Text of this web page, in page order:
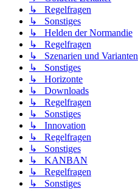
↳ Regelfragen
↳ Sonstiges
↳ Helden der Normandie
↳ Regelfragen
↳ Szenarien und Varianten
↳ Sonstiges
↳ Horizonte
↳ Downloads
↳ Regelfragen
↳ Sonstiges
↳ Innovation
↳ Regelfragen
↳ Sonstiges
↳ KANBAN
↳ Regelfragen
↳ Sonstiges